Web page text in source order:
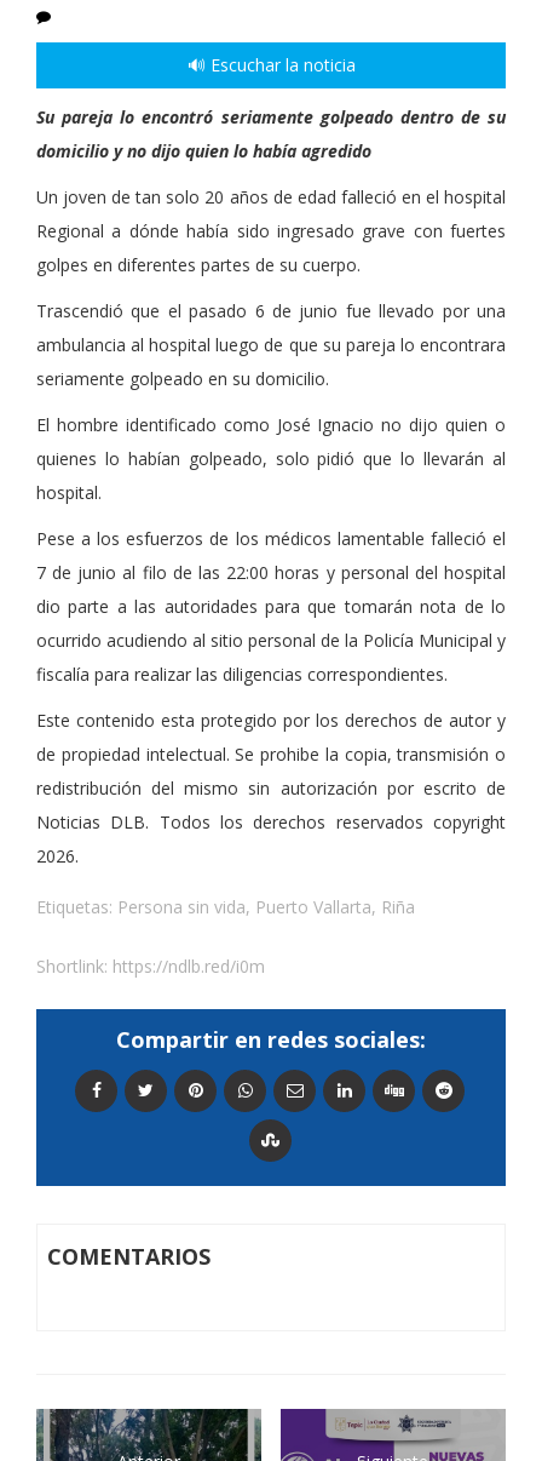
🔊 Escuchar la noticia
Su pareja lo encontró seriamente golpeado dentro de su
domicilio y no dijo quien lo había agredido
Un joven de tan solo 20 años de edad falleció en el hospital
Regional a dónde había sido ingresado grave con fuertes
golpes en diferentes partes de su cuerpo.
Trascendió que el pasado 6 de junio fue llevado por una
ambulancia al hospital luego de que su pareja lo encontrara
seriamente golpeado en su domicilio.
El hombre identificado como José Ignacio no dijo quien o
quienes lo habían golpeado, solo pidió que lo llevarán al
hospital.
Pese a los esfuerzos de los médicos lamentable falleció el
7 de junio al filo de las 22:00 horas y personal del hospital
dio parte a las autoridades para que tomarán nota de lo
ocurrido acudiendo al sitio personal de la Policía Municipal y
fiscalía para realizar las diligencias correspondientes.
Este contenido esta protegido por los derechos de autor y
de propiedad intelectual. Se prohibe la copia, transmisión o
redistribución del mismo sin autorización por escrito de
Noticias DLB. Todos los derechos reservados copyright
2026.
Etiquetas: Persona sin vida, Puerto Vallarta, Riña
Shortlink: https://ndlb.red/i0m
Compartir en redes sociales:
COMENTARIOS